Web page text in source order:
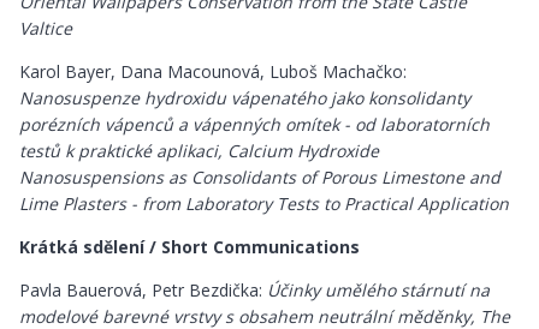
Valtice
Karol Bayer, Dana Macounová, Luboš Machačko:
Nanosuspenze hydroxidu vápenatého jako konsolidanty
porézních vápenců a vápenných omítek - od laboratorních
testů k praktické aplikaci, Calcium Hydroxide
Nanosuspensions as Consolidants of Porous Limestone and
Lime Plasters - from Laboratory Tests to Practical Application
Krátká sdělení / Short Communications
Pavla Bauerová, Petr Bezdička: Účinky umělého stárnutí na
modelové barevné vrstvy s obsahem neutrální měděnky, The